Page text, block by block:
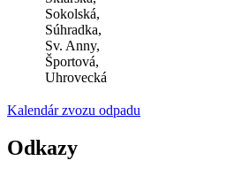
Sokolská,
Súhradka,
Sv. Anny,
Športová,
Uhrovecká
Kalendár zvozu odpadu
Odkazy